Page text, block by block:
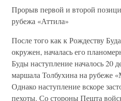
Прорыв первой и второй
рубежа «Аттила»
После того как к Рождеству
окружен, началась его
Буды наступление началось 20
маршала Толбухина на рубеже
Однако наступление вскоре
пехоты. Со стороны Пешта